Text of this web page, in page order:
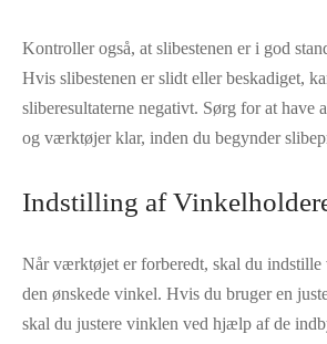
Kontroller også, at slibestenen er i god
Hvis slibestenen er slidt eller beskadiget,
sliberesultaterne negativt. Sørg for at have
og værktøjer klar, inden du begynder
Indstilling af
Når værktøjet er forberedt, skal du
den ønskede vinkel. Hvis du bruger en
skal du justere vinklen ved hjælp af de